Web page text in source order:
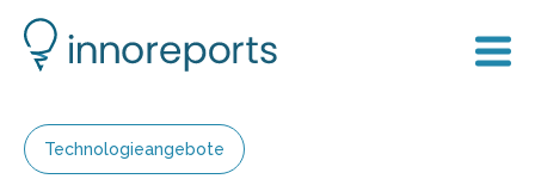
Technologieangebote